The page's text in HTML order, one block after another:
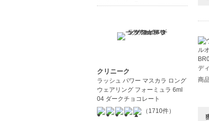
美
安
【
忙
商
クリニーク
ラッシュ パワー マスカラ ロング
ウェアリング フォーミュラ 6ml
04 ダークチョコレート
（1710件）